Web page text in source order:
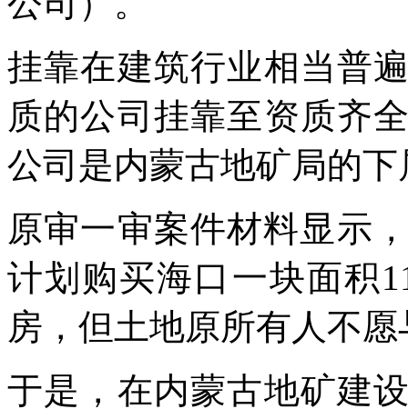
挂靠在建筑行业相当普
质的公司挂靠至资质齐
公司是内蒙古地矿局的
原审一审案件材料显示
计划购买海口一块面积
房，但土地原所有人不
于是，在内蒙古地矿建